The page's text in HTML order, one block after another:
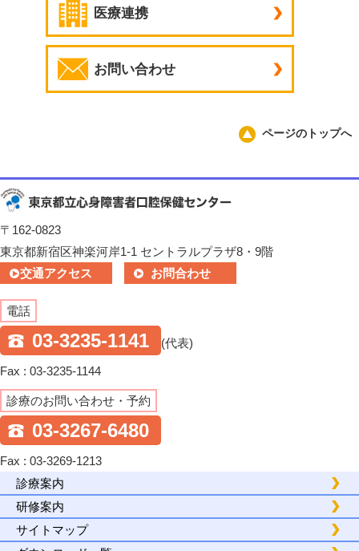
医療連携
お問い合わせ
ページのトップへ
〒162-0823
東京都新宿区神楽河岸1-1 セントラルプラザ8・9階
交通アクセス
お問合わせ
電話
03-3235-1141 (代表)
Fax : 03-3235-1144
診療のお問い合わせ・予約
03-3267-6480
Fax : 03-3269-1213
診療案内
研修案内
サイトマップ